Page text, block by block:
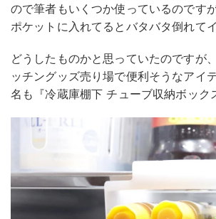
ので筆者もいくつか使っているのです
ポケットに入れてるとバタバタ倒れて
どうしたものかと思っていたのですが
ッチングッズ売り場で便利そうなアイ
名も『冷蔵庫棚下 チューブ収納ボック